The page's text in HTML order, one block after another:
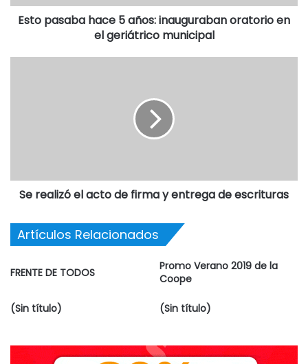
Esto pasaba hace 5 años: inauguraban oratorio en
el geriátrico municipal
Se realizó el acto de firma y entrega de escrituras
Artículos Relacionados
FRENTE DE TODOS
Promo Verano 2019 de la
Coope
(Sin título) (Sin título)